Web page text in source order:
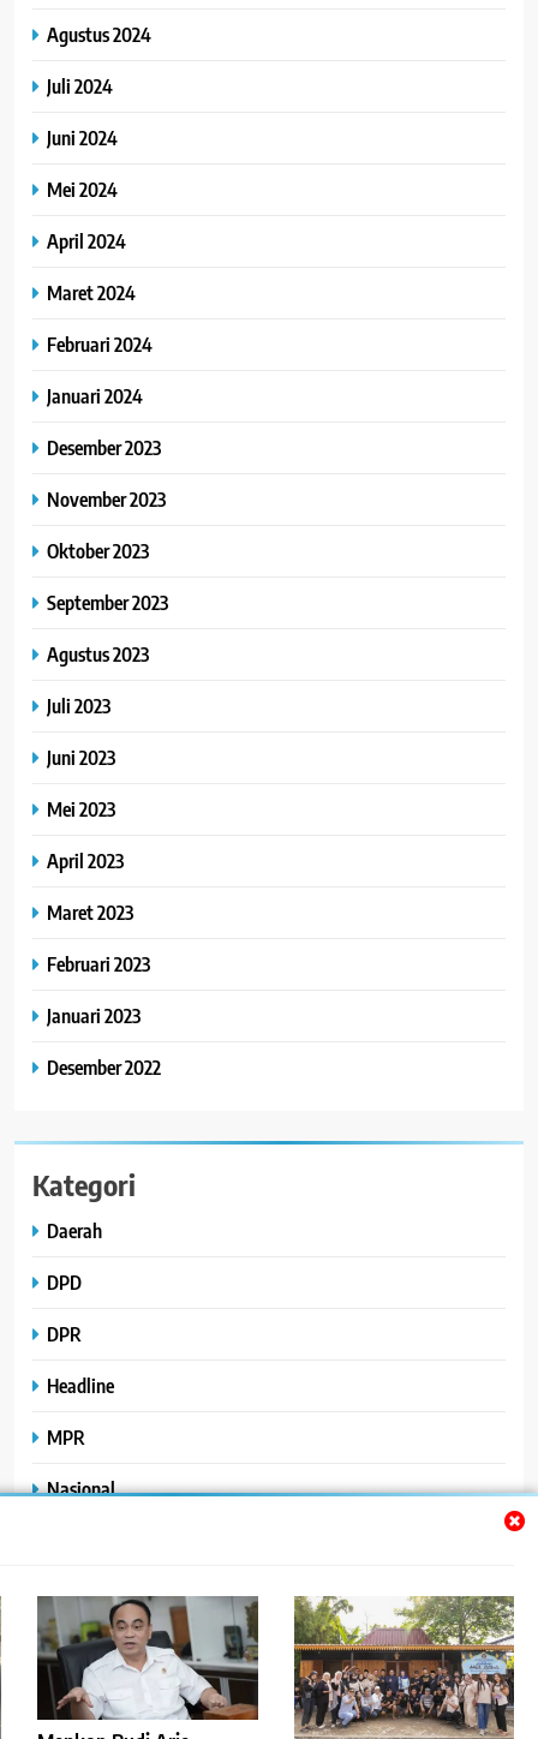
Agustus 2024
Juli 2024
Juni 2024
Mei 2024
April 2024
Maret 2024
Februari 2024
Januari 2024
Desember 2023
November 2023
Oktober 2023
September 2023
Agustus 2023
Juli 2023
Juni 2023
Mei 2023
April 2023
Maret 2023
Februari 2023
Januari 2023
Desember 2022
Kategori
Daerah
DPD
DPR
Headline
MPR
Nasional
Polhukam
Uncategorized